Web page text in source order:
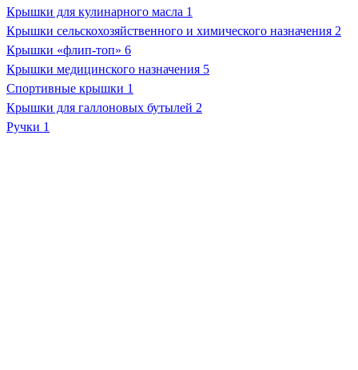
Крышки для кулинарного масла 1
Крышки сельскохозяйственного и химического назначения 2
Крышки «флип-топ» 6
Крышки медицинского назначения 5
Спортивные крышки 1
Крышки для галлоновых бутылей 2
Ручки 1